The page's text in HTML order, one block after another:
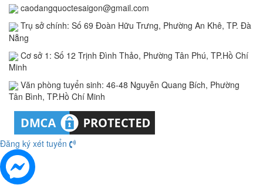
caodangquoctesaigon@gmail.com
Trụ sở chính: Số 69 Đoàn Hữu Trưng, Phường An Khê, TP. Đà
Nẵng
Cơ sở 1: Số 12 Trịnh Đình Thảo, Phường Tân Phú, TP.Hồ Chí
Minh
Văn phòng tuyển sinh: 46-48 Nguyễn Quang Bích, Phường
Tân Bình, TP.Hồ Chí Minh
Đăng ký xét tuyển